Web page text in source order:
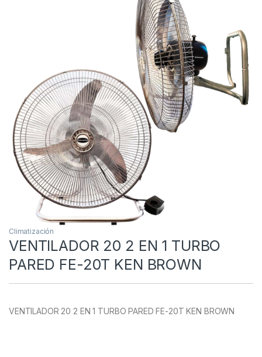
Climatización
VENTILADOR 20 2 EN 1 TURBO
PARED FE-20T KEN BROWN
VENTILADOR 20 2 EN 1 TURBO PARED FE-20T KEN BROWN